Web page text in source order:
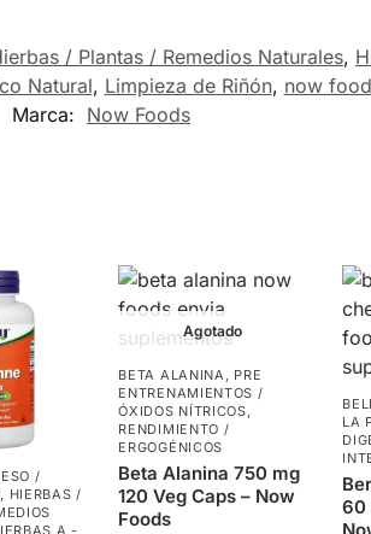
/ Plantas / Remedios Naturales,
Natural, Limpieza de Riñón, now
Marca: Now Foods
/
HIERBAS /
A -
Agotado
BETA ALANINA, PRE
ENTRENAMIENTOS /
ÓXIDOS NÍTRICOS,
RENDIMIENTO /
ERGOGÉNICOS
Beta Alanina 750 mg
120 Veg Caps – Now
Foods
LA
60